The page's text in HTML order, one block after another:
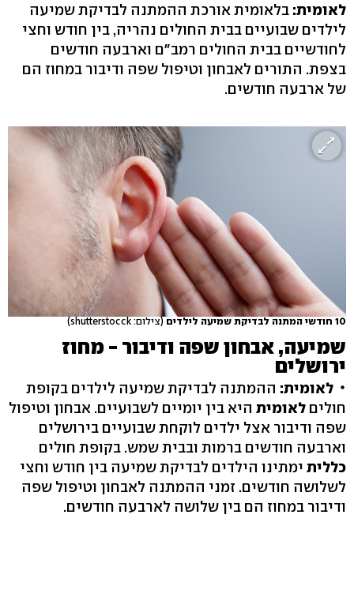
לאומית: בלאומית אורכת ההמתנה לבדיקת שמיעה
לילדים שבועיים בבית החולים נהריה, בין חודש וחצי
לחודשיים בבית החולים רמב"ם וארבעה חודשים
בצפת. התורים לאבחון וטיפול שפה ודיבור במחוז הם
של ארבעה חודשים.
10 חודשי המתנה לבדיקת שמיעה לילדים (צילום: shutterstocck)
שמיעה, אבחון שפה ודיבור - מחוז
ירושלים
לאומית: ההמתנה לבדיקת שמיעה לילדים בקופת
חולים לאומית היא בין יומיים לשבועיים. אבחון וטיפול
שפה ודיבור אצל ילדים לוקחת שבועיים בירושלים
וארבעה חודשים ברמות ובבית שמש. בקופת חולים
כללית ימתינו הילדים לבדיקת שמיעה בין חודש וחצי
לשלושה חודשים. זמני ההמתנה לאבחון וטיפול שפה
ודיבור במחוז הם בין שלושה לארבעה חודשים.